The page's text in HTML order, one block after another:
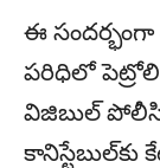
ఈ
పరిధిలో
విజిబుల్